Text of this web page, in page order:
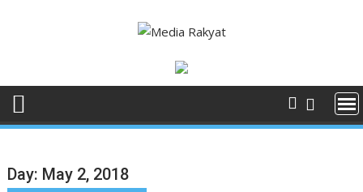
Day: May 2, 2018